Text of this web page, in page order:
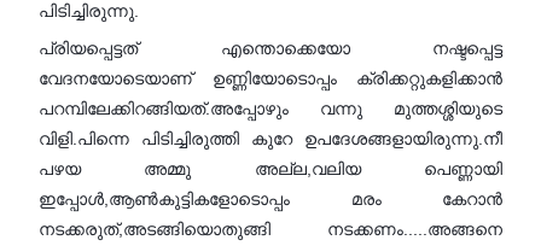
പിടിച്ചിരുന്നു.
പ്രിയപ്പെട്ടത് എന്തൊക്കെയോ നഷ്ടപ്പെട്ട
വേദനയോടെയാണ് ഉണ്ണിയോടൊപ്പം ക്രിക്കറ്റുകളിക്കാൻ
പറമ്പിലേക്കിറങ്ങിയത്.അപ്പോഴും വന്നു മുത്തശ്ശിയുടെ
വിളി.പിന്നെ പിടിച്ചിരുത്തി കുറേ ഉപദേശങ്ങളായിരുന്നു.നീ
പഴയ അമ്മു അല്ല,വലിയ പെണ്ണായി
ഇപ്പോൾ,ആൺകുട്ടികളോടൊപ്പം മരം കേറാൻ
നടക്കരുത്,അടങ്ങിയൊതുങ്ങി നടക്കണം.....അങ്ങനെ